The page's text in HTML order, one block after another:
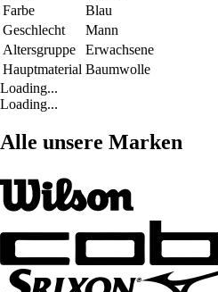
Farbe
Blau
Geschlecht
Mann
Altersgruppe
Erwachsene
Hauptmaterial Baumwolle
Loading...
Loading...
Alle unsere Marken